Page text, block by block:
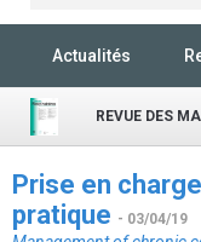
Actualités
REVUE DES
Prise en
pratique - 03/04/19